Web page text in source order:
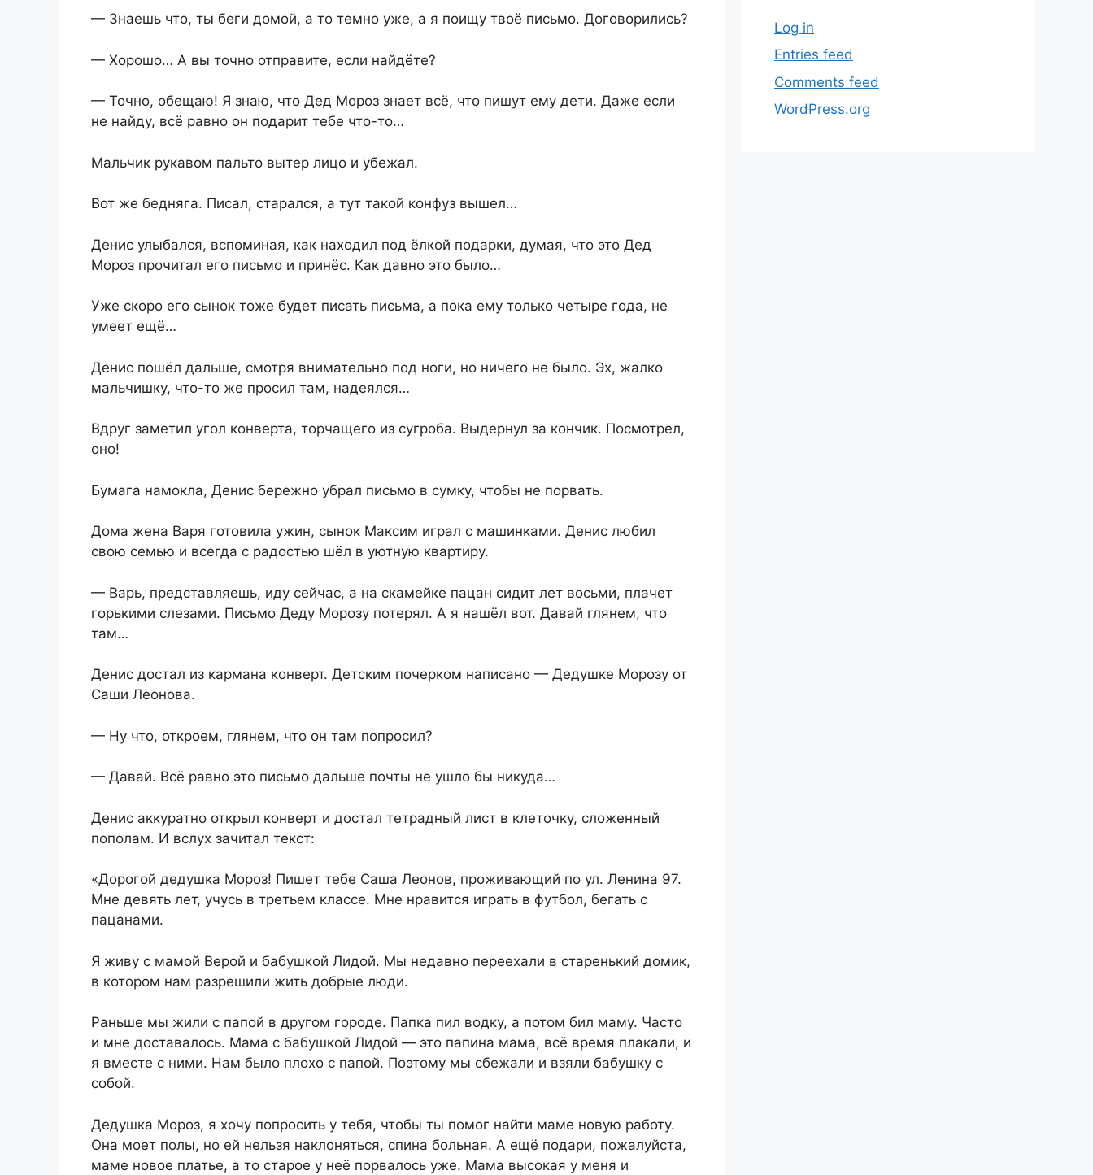
— Знаешь что, ты беги домой, а то темно уже, а я поищу твоё письмо. Договорились?
— Хорошо… А вы точно отправите, если найдёте?
— Точно, обещаю! Я знаю, что Дед Мороз знает всё, что пишут ему дети. Даже если
не найду, всё равно он подарит тебе что-то…
Мальчик рукавом пальто вытер лицо и убежал.
Вот же бедняга. Писал, старался, а тут такой конфуз вышел…
Денис улыбался, вспоминая, как находил под ёлкой подарки, думая, что это Дед
Мороз прочитал его письмо и принёс. Как давно это было…
Уже скоро его сынок тоже будет писать письма, а пока ему только четыре года, не
умеет ещё…
Денис пошёл дальше, смотря внимательно под ноги, но ничего не было. Эх, жалко
мальчишку, что-то же просил там, надеялся…
Вдруг заметил угол конверта, торчащего из сугроба. Выдернул за кончик. Посмотрел,
оно!
Бумага намокла, Денис бережно убрал письмо в сумку, чтобы не порвать.
Дома жена Варя готовила ужин, сынок Максим играл с машинками. Денис любил
свою семью и всегда с радостью шёл в уютную квартиру.
— Варь, представляешь, иду сейчас, а на скамейке пацан сидит лет восьми, плачет
горькими слезами. Письмо Деду Морозу потерял. А я нашёл вот. Давай глянем, что
там…
Денис достал из кармана конверт. Детским почерком написано — Дедушке Морозу от
Саши Леонова.
— Ну что, откроем, глянем, что он там попросил?
— Давай. Всё равно это письмо дальше почты не ушло бы никуда…
Денис аккуратно открыл конверт и достал тетрадный лист в клеточку, сложенный
пополам. И вслух зачитал текст:
«Дорогой дедушка Мороз! Пишет тебе Саша Леонов, проживающий по ул. Ленина 97.
Мне девять лет, учусь в третьем классе. Мне нравится играть в футбол, бегать с
пацанами.
Я живу с мамой Верой и бабушкой Лидой. Мы недавно переехали в старенький домик,
в котором нам разрешили жить добрые люди.
Раньше мы жили с папой в другом городе. Папка пил водку, а потом бил маму. Часто
и мне доставалось. Мама с бабушкой Лидой — это папина мама, всё время плакали, и
я вместе с ними. Нам было плохо с папой. Поэтому мы сбежали и взяли бабушку с
собой.
Дедушка Мороз, я хочу попросить у тебя, чтобы ты помог найти маме новую работу.
Она моет полы, но ей нельзя наклоняться, спина больная. А ещё подари, пожалуйста,
маме новое платье, а то старое у неё порвалось уже. Мама высокая у меня и
Log in
Entries feed
Comments feed
WordPress.org